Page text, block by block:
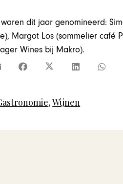
dit jaar genomineerd:
Margot Los (sommelier café
Wines bij Makro).
,Wijnen